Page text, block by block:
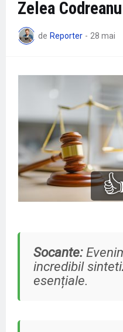
Zelea Codreanu
de Reporter - 28 mai
Socante:
incredibil
esențiale.